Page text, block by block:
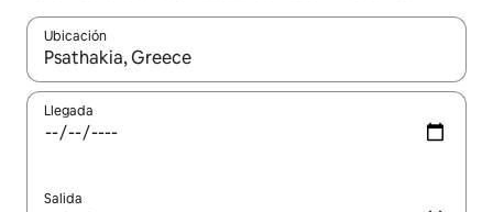
Ubicación
Cuando los resultados estén disponibles, podrás navegar
Llegada
Salida